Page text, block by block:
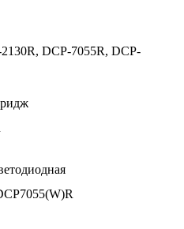
DCP-7055R, DCP-